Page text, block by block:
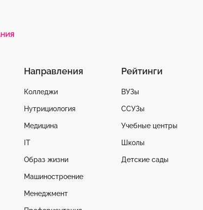
Направления
Колледжи
Нутрициология
Медицина
IT
Образ жизни
Машиностроение
Менеджмент
Рейтинги
ВУЗы
ССУЗы
Учебные центры
Школы
Детские сады